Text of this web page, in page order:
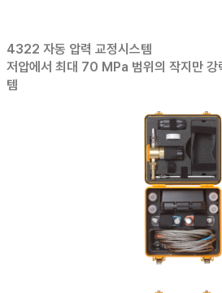
4322 자동 압력 교정시스템
저압에서 최대 70 MPa 범위의 작지만 강
템